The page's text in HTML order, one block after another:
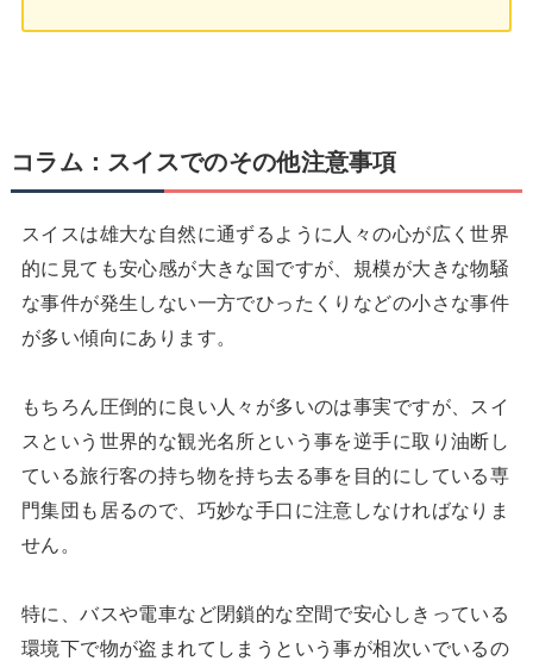
コラム：スイスでのその他注意事項
スイスは雄大な自然に通ずるように人々の心が広く世界
的に見ても安心感が大きな国ですが、規模が大きな物騒
な事件が発生しない一方でひったくりなどの小さな事件
が多い傾向にあります。
もちろん圧倒的に良い人々が多いのは事実ですが、スイ
スという世界的な観光名所という事を逆手に取り油断し
ている旅行客の持ち物を持ち去る事を目的にしている専
門集団も居るので、巧妙な手口に注意しなければなりま
せん。
特に、バスや電車など閉鎖的な空間で安心しきっている
環境下で物が盗まれてしまうという事が相次いでいるの